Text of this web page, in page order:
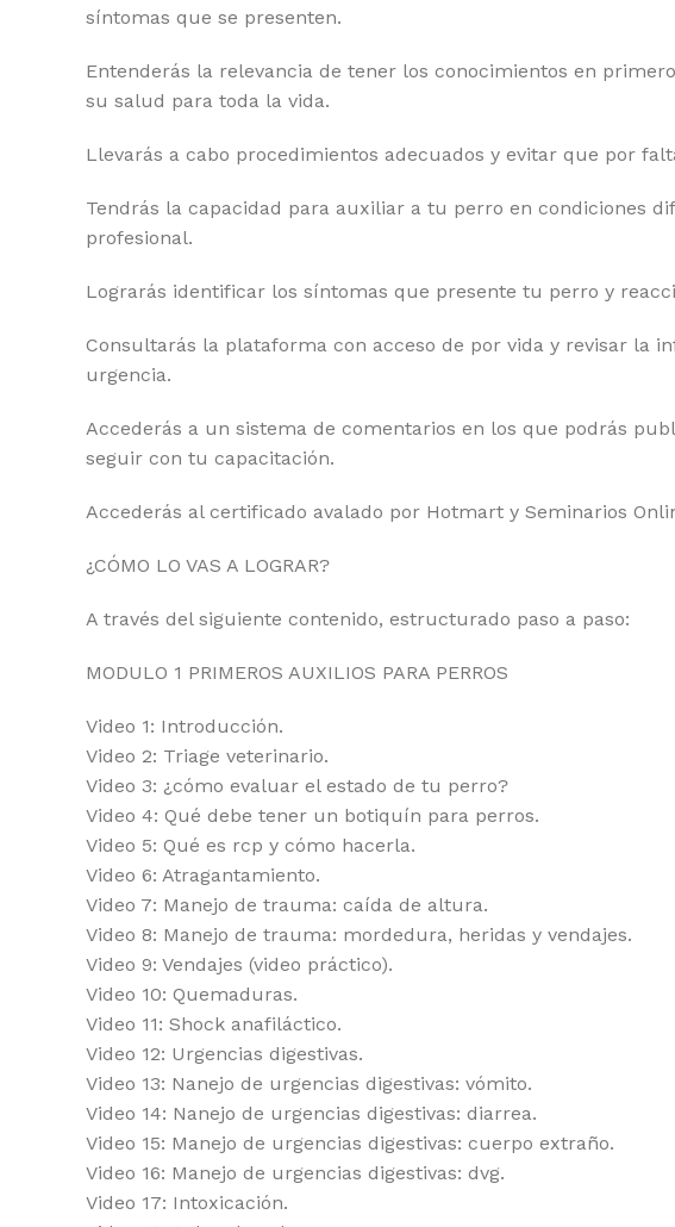
síntomas que se presenten.
Entenderás la relevancia de tener los conocimientos en
su salud para toda la vida.
Llevarás a cabo procedimientos adecuados y evitar que por
Tendrás la capacidad para auxiliar a tu perro en condiciones
profesional.
Lograrás identificar los síntomas que presente tu perro y
Consultarás la plataforma con acceso de por vida y revisar la
urgencia.
Accederás a un sistema de comentarios en los que podrás
seguir con tu capacitación.
Accederás al certificado avalado por Hotmart y Seminarios
¿CÓMO LO VAS A LOGRAR?
A través del siguiente contenido, estructurado paso a paso:
MODULO 1 PRIMEROS AUXILIOS PARA PERROS
Video 1: Introducción.
Video 2: Triage veterinario.
Video 3: ¿cómo evaluar el estado de tu perro?
Video 4: Qué debe tener un botiquín para perros.
Video 5: Qué es rcp y cómo hacerla.
Video 6: Atragantamiento.
Video 7: Manejo de trauma: caída de altura.
Video 8: Manejo de trauma: mordedura, heridas y vendajes.
Video 9: Vendajes (video práctico).
Video 10: Quemaduras.
Video 11: Shock anafiláctico.
Video 12: Urgencias digestivas.
Video 13: Nanejo de urgencias digestivas: vómito.
Video 14: Nanejo de urgencias digestivas: diarrea.
Video 15: Manejo de urgencias digestivas: cuerpo extraño.
Video 16: Manejo de urgencias digestivas: dvg.
Video 17: Intoxicación.